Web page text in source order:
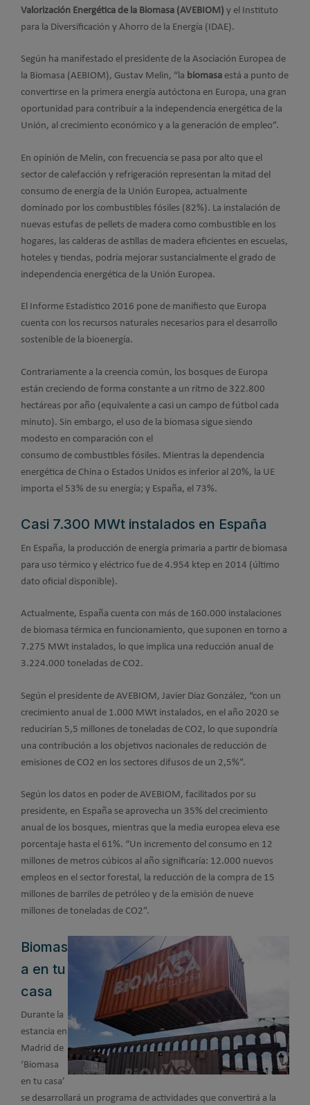
Valorización Energética de la Biomasa (AVEBIOM) y el Instituto
para la Diversificación y Ahorro de la Energía (IDAE).
Según ha manifestado el presidente de la Asociación Europea de
la Biomasa (AEBIOM), Gustav Melin, “la biomasa está a punto de
convertirse en la primera energía autóctona en Europa, una gran
oportunidad para contribuir a la independencia energética de la
Unión, al crecimiento económico y a la generación de empleo”.
En opinión de Melin, con frecuencia se pasa por alto que el
sector de calefacción y refrigeración representan la mitad del
consumo de energía de la Unión Europea, actualmente
dominado por los combustibles fósiles (82%). La instalación de
nuevas estufas de pellets de madera como combustible en los
hogares, las calderas de astillas de madera eficientes en escuelas,
hoteles y tiendas, podría mejorar sustancialmente el grado de
independencia energética de la Unión Europea.
El Informe Estadístico 2016 pone de manifiesto que Europa
cuenta con los recursos naturales necesarios para el desarrollo
sostenible de la bioenergía.
Contrariamente a la creencia común, los bosques de Europa
están creciendo de forma constante a un ritmo de 322.800
hectáreas por año (equivalente a casi un campo de fútbol cada
minuto). Sin embargo, el uso de la biomasa sigue siendo
modesto en comparación con el
consumo de combustibles fósiles. Mientras la dependencia
energética de China o Estados Unidos es inferior al 20%, la UE
importa el 53% de su energía; y España, el 73%.
Casi 7.300 MWt instalados en España
En España, la producción de energía primaria a partir de biomasa
para uso térmico y eléctrico fue de 4.954 ktep en 2014 (último
dato oficial disponible).
Actualmente, España cuenta con más de 160.000 instalaciones
de biomasa térmica en funcionamiento, que suponen en torno a
7.275 MWt instalados, lo que implica una reducción anual de
3.224.000 toneladas de CO2.
Según el presidente de AVEBIOM, Javier Díaz González, “con un
crecimiento anual de 1.000 MWt instalados, en el año 2020 se
reducirían 5,5 millones de toneladas de CO2, lo que supondría
una contribución a los objetivos nacionales de reducción de
emisiones de CO2 en los sectores difusos de un 2,5%”.
Según los datos en poder de AVEBIOM, facilitados por su
presidente, en España se aprovecha un 35% del crecimiento
anual de los bosques, mientras que la media europea eleva ese
porcentaje hasta el 61%. “Un incremento del consumo en 12
millones de metros cúbicos al año significaría: 12.000 nuevos
empleos en el sector forestal, la reducción de la compra de 15
millones de barriles de petróleo y de la emisión de nueve
millones de toneladas de CO2”.
Biomas
a en tu
casa
Durante la
estancia en
Madrid de
‘Biomasa
en tu casa’
se desarrollará un programa de actividades que convertirá a la